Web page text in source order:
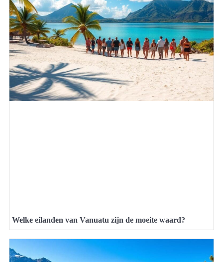
Welke eilanden van Vanuatu zijn de moeite waard?